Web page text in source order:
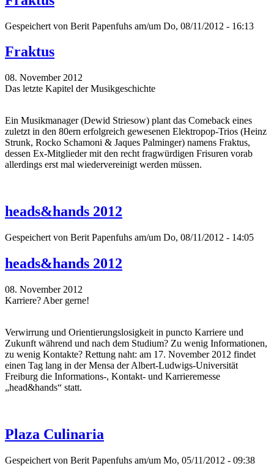
Gespeichert von Berit Papenfuhs am/um Do, 08/11/2012 - 16:13
Fraktus
08. November 2012
Das letzte Kapitel der Musikgeschichte
Ein Musikmanager (Dewid Striesow) plant das Comeback eines
zuletzt in den 80ern erfolgreich gewesenen Elektropop-Trios (Heinz
Strunk, Rocko Schamoni & Jaques Palminger) namens Fraktus,
dessen Ex-Mitglieder mit den recht fragwürdigen Frisuren vorab
allerdings erst mal wiedervereinigt werden müssen.
heads&hands 2012
Gespeichert von Berit Papenfuhs am/um Do, 08/11/2012 - 14:05
heads&hands 2012
08. November 2012
Karriere? Aber gerne!
Verwirrung und Orientierungslosigkeit in puncto Karriere und
Zukunft während und nach dem Studium? Zu wenig Informationen,
zu wenig Kontakte? Rettung naht: am 17. November 2012 findet
einen Tag lang in der Mensa der Albert-Ludwigs-Universität
Freiburg die Informations-, Kontakt- und Karrieremesse
„head&hands“ statt.
Plaza Culinaria
Gespeichert von Berit Papenfuhs am/um Mo, 05/11/2012 - 09:38